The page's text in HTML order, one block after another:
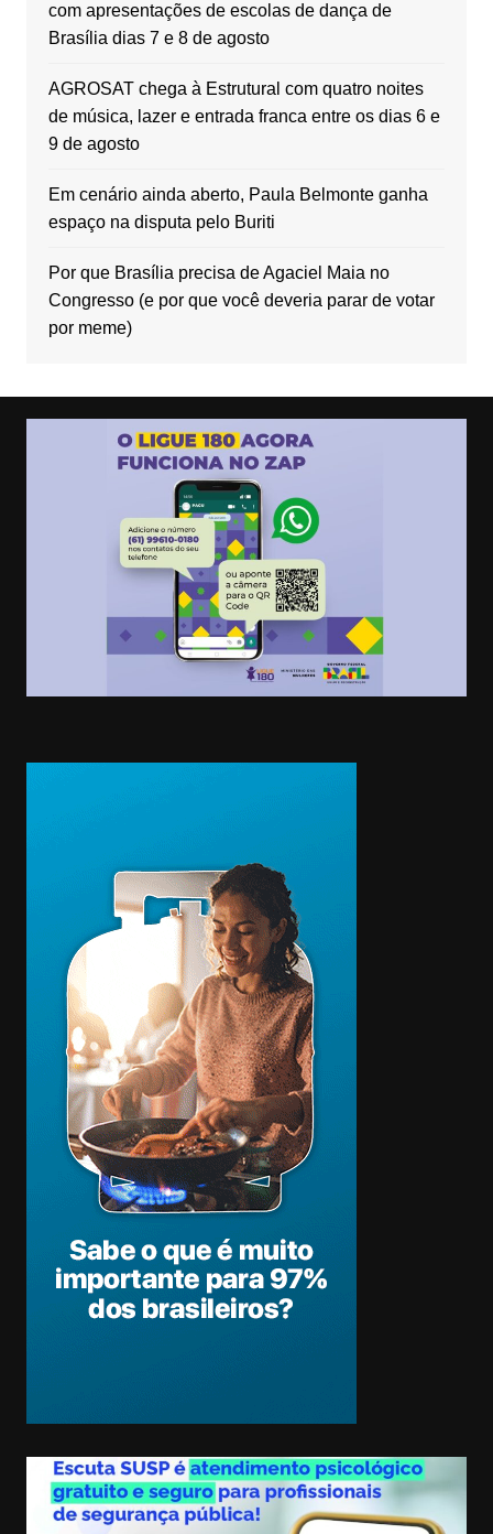
com apresentações de escolas de dança de
Brasília dias 7 e 8 de agosto
AGROSAT chega à Estrutural com quatro noites
de música, lazer e entrada franca entre os dias 6 e
9 de agosto
Em cenário ainda aberto, Paula Belmonte ganha
espaço na disputa pelo Buriti
Por que Brasília precisa de Agaciel Maia no
Congresso (e por que você deveria parar de votar
por meme)